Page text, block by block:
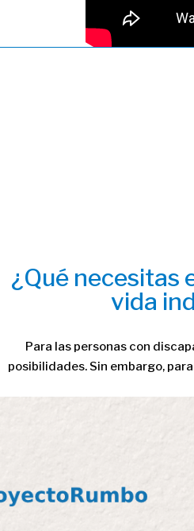
¿Qué necesitas
vida
Para las personas con
posibilidades. Sin embargo,